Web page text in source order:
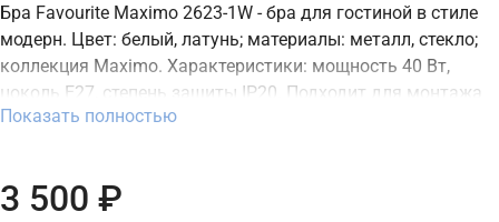
Бра Favourite Maximo 2623-1W - бра для гостиной в стиле
модерн. Цвет: белый, латунь; материалы: металл, стекло;
коллекция Maximo. Характеристики: мощность 40 Вт,
цоколь E27, степень защиты IP20. Подходит для монтажа
на стену. В интернет-магазине ТД "Меркурий" можно
Показать полностью
3 500 ₽